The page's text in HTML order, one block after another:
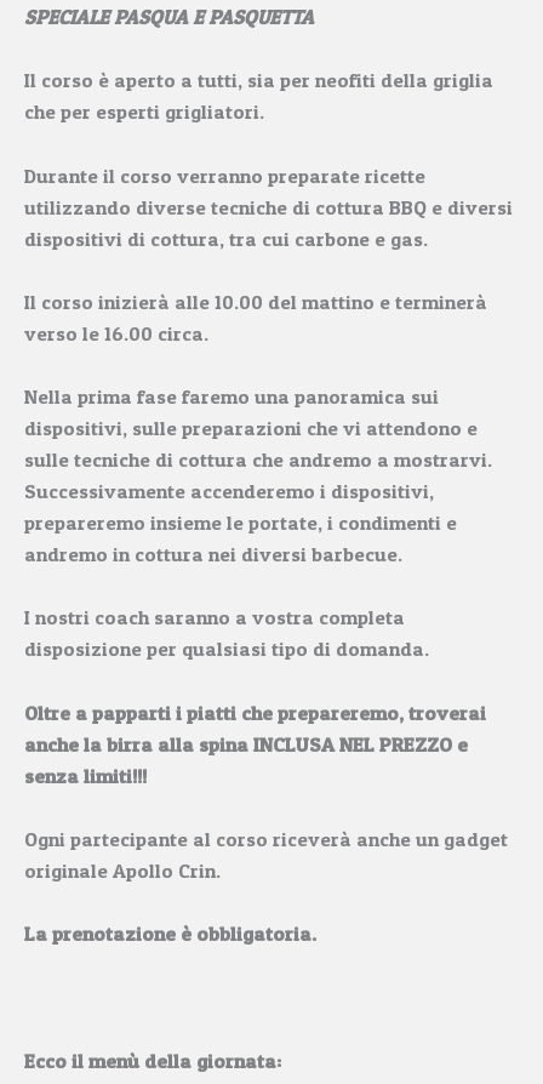
SPECIALE PASQUA E PASQUETTA
Il corso è aperto a tutti, sia per neofiti della griglia
che per esperti grigliatori.
Durante il corso verranno preparate ricette
utilizzando diverse tecniche di cottura BBQ e diversi
dispositivi di cottura, tra cui carbone e gas.
Il corso inizierà alle 10.00 del mattino e terminerà
verso le 16.00 circa.
Nella prima fase faremo una panoramica sui
dispositivi, sulle preparazioni che vi attendono e
sulle tecniche di cottura che andremo a mostrarvi.
Successivamente accenderemo i dispositivi,
prepareremo insieme le portate, i condimenti e
andremo in cottura nei diversi barbecue.
I nostri coach saranno a vostra completa
disposizione per qualsiasi tipo di domanda.
Oltre a papparti i piatti che prepareremo, troverai
anche la birra alla spina INCLUSA NEL PREZZO e
senza limiti!!!
Ogni partecipante al corso riceverà anche un gadget
originale Apollo Crin.
La prenotazione è obbligatoria.
Ecco il menù della giornata: